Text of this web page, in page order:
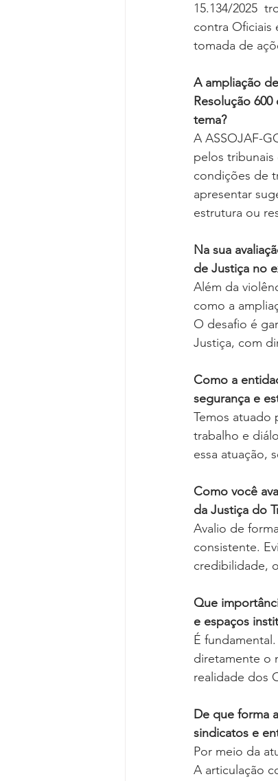
15.134/2025
contra Oficiais
tomada de
A ampliação
Resolução
tema?
A ASSOJAF-
pelos
condições de
apresentar
estrutura ou
Na sua
de Justiça no
Além da
como a
O desafio é
Justiça, com
Como a
segurança e
Temos atuado
trabalho e
essa atuação,
Como você
da Justiça do
Avalio de
consistente.
credibilidade,
Que
e espaços
É
diretamente o
realidade dos
De que forma
sindicatos e
Por meio da
A articulação